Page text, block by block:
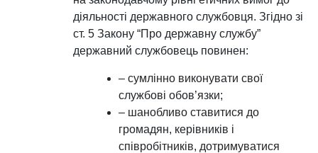
діяльності державного службовця. Згідно зі
ст. 5 Закону “Про державну службу”
державний службовець повинен:
– сумлінно виконувати свої
службові обов’язки;
– шанобливо ставитися до
громадян, керівників і
співробітників, дотримуватися